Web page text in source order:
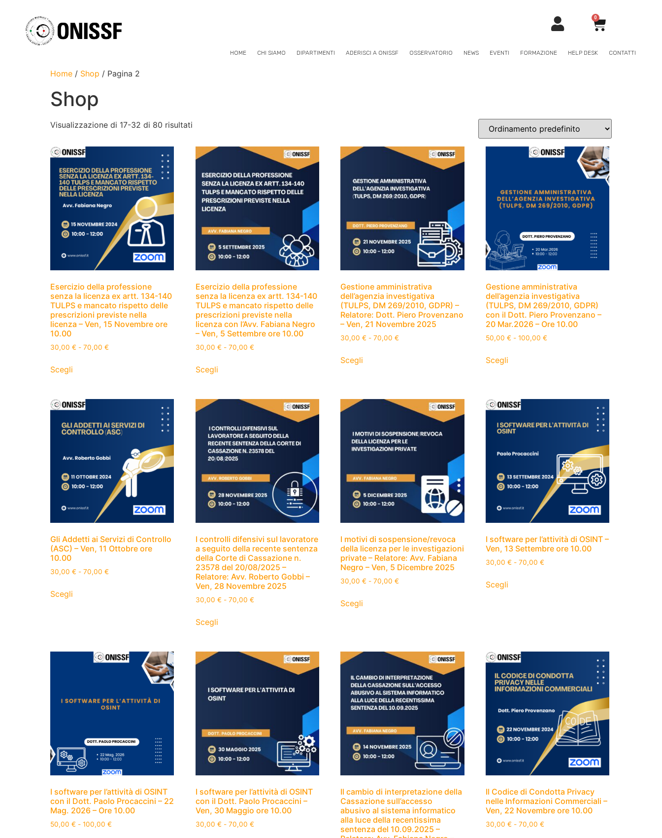
0
HOME CHI SIAMO DIPARTIMENTI ADERISCI A ONISSF OSSERVATORIO NEWS EVENTI FORMAZIONE HELP DESK CONTATTI
Home / Shop / Pagina 2
Shop
Visualizzazione di 17-32 di 80 risultati
Esercizio della professione
senza la licenza ex artt. 134-140
TULPS e mancato rispetto delle
prescrizioni previste nella
licenza – Ven, 15 Novembre ore
10.00
30,00 € - 70,00 €
Scegli
Esercizio della professione
senza la licenza ex artt. 134-140
TULPS e mancato rispetto delle
prescrizioni previste nella
licenza con l’Avv. Fabiana Negro
– Ven, 5 Settembre ore 10.00
30,00 € - 70,00 €
Scegli
Gestione amministrativa
dell’agenzia investigativa
(TULPS, DM 269/2010, GDPR) –
Relatore: Dott. Piero Provenzano
– Ven, 21 Novembre 2025
30,00€ - 70,00€
Scegli
Gestione amministrativa
dell’agenzia investigativa
(TULPS, DM 269/2010, GDPR)
con il Dott. Piero Provenzano –
20 Mar.2026 – Ore 10.00
50,00€ - 100,00€
Scegli
Gli Addetti ai Servizi di Controllo
(ASC) – Ven, 11 Ottobre ore
10.00
30,00 € - 70,00 €
Scegli
I controlli difensivi sul lavoratore
a seguito della recente sentenza
della Corte di Cassazione n.
23578 del 20/08/2025 –
Relatore: Avv. Roberto Gobbi –
Ven, 28 Novembre 2025
30,00 € - 70,00 €
Scegli
I motivi di sospensione/revoca
della licenza per le investigazioni
private – Relatore: Avv. Fabiana
Negro – Ven, 5 Dicembre 2025
30,00€ - 70,00€
Scegli
I software per l’attività di OSINT –
Ven, 13 Settembre ore 10.00
30,00€ - 70,00€
Scegli
I software per l’attività di OSINT
con il Dott. Paolo Procaccini – 22
Mag. 2026 – Ore 10.00
50,00 € - 100,00 €
I software per l’attività di OSINT
con il Dott. Paolo Procaccini –
Ven, 30 Maggio ore 10.00
30,00 € - 70,00 €
Il cambio di interpretazione della
Cassazione sull’accesso
abusivo al sistema informatico
alla luce della recentissima
sentenza del 10.09.2025 –
Il Codice di Condotta Privacy
nelle Informazioni Commerciali –
Ven, 22 Novembre ore 10.00
30,00€ - 70,00€